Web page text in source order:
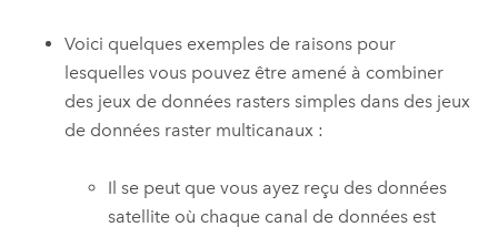
Voici quelques exemples de raisons pour
lesquelles vous pouvez être amené à combiner
des jeux de données rasters simples dans des jeux
de données raster multicanaux :
Il se peut que vous ayez reçu des données
satellite où chaque canal de données est